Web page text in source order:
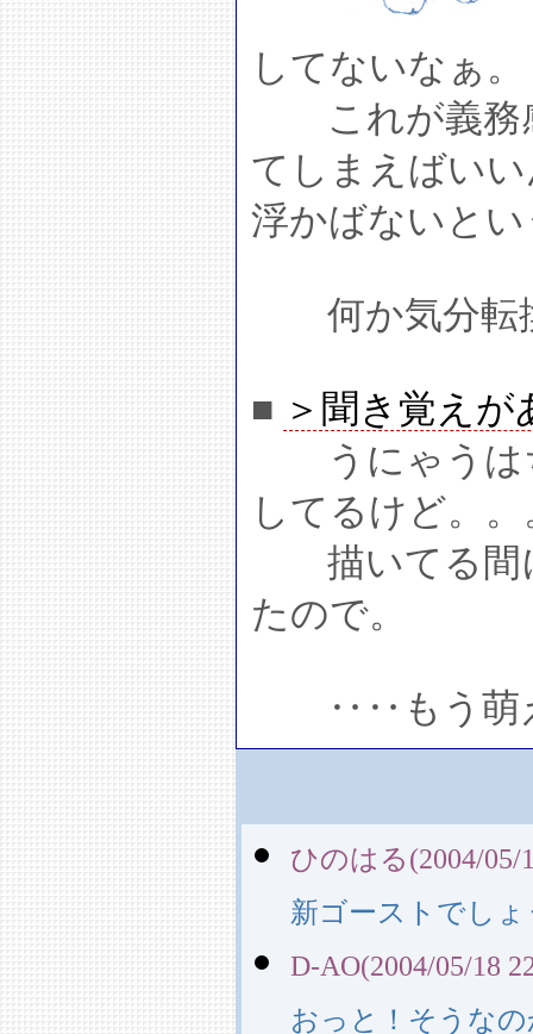
してないなぁ。
これが義務
てしまえばい
浮かばないと
何か気分転
■ ＞聞き覚え
うにゃうは
してるけど。。
描いてる間
たので。
‥‥もう萌え
ひのはる(2004/05/
新ゴーストでし
D-AO(2004/05/18
おっと！そうな